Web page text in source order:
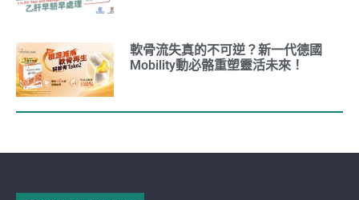
軟骨流失真的不可逆？新一代德國
Mobility動必骼重塑靈活未來！